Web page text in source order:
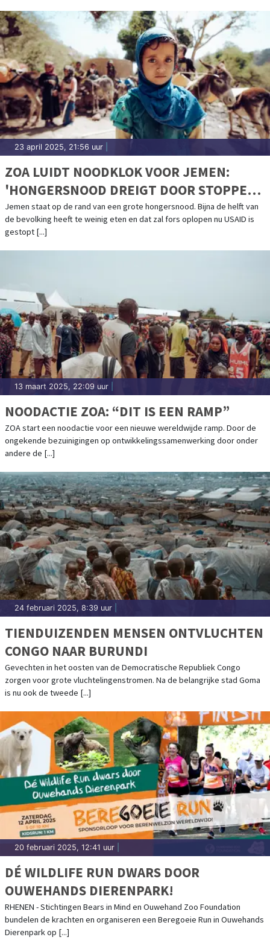
23 april 2025, 21:56 uur
ZOA LUIDT NOODKLOK VOOR JEMEN:
'HONGERSNOOD DREIGT DOOR STOPPEN
USAID'
Jemen staat op de rand van een grote hongersnood. Bijna de helft van
de bevolking heeft te weinig eten en dat zal fors oplopen nu USAID is
gestopt [...]
13 maart 2025, 22:09 uur
NOODACTIE ZOA: “DIT IS EEN RAMP”
ZOA start een noodactie voor een nieuwe wereldwijde ramp. Door de
ongekende bezuinigingen op ontwikkelingssamenwerking door onder
andere de [...]
24 februari 2025, 8:39 uur
TIENDUIZENDEN MENSEN ONTVLUCHTEN
CONGO NAAR BURUNDI
Gevechten in het oosten van de Democratische Republiek Congo
zorgen voor grote vluchtelingenstromen. Na de belangrijke stad Goma
is nu ook de tweede [...]
20 februari 2025, 12:41 uur
DÉ WILDLIFE RUN DWARS DOOR
OUWEHANDS DIERENPARK!
RHENEN - Stichtingen Bears in Mind en Ouwehand Zoo Foundation
bundelen de krachten en organiseren een Beregoeie Run in Ouwehands
Dierenpark op [...]